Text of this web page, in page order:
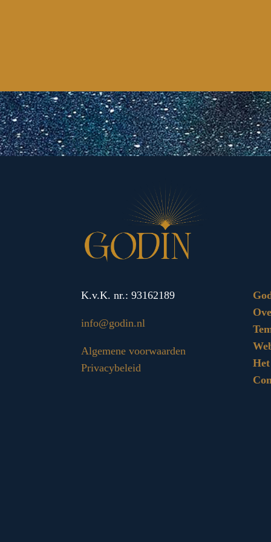
K.v.K. nr.: 93162189
info@godin.nl
Algemene voorwaarden
Privacybeleid